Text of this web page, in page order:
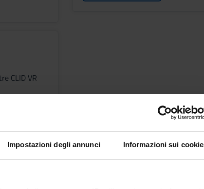
Impostazioni degli annunci Informazioni sui cookie
CLID VR